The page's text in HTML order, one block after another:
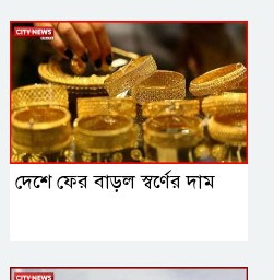
দেশে ফের বাড়ল স্বর্ণের দাম